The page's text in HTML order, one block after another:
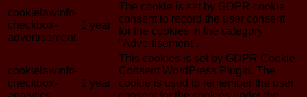
cookielawinfo-
checkbox-
advertisement
1 year
The cookie is set by GDPR cookie
consent to record the user consent
for the cookies in the category
"Advertisement".
cookielawinfo-
checkbox-
1 year
This cookies is set by GDPR Cookie
Consent WordPress Plugin. The
cookie is used to remember the user